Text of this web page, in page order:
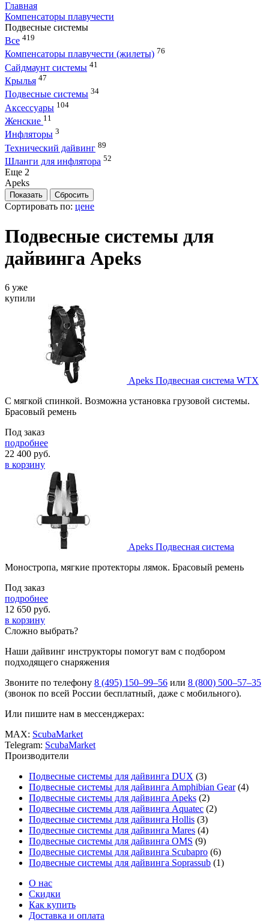
Главная
Компенсаторы плавучести
Подвесные системы
Все 419
Компенсаторы плавучести (жилеты) 76
Сайдмаунт системы 41
Крылья 47
Подвесные системы 34
Аксессуары 104
Женские 11
Инфляторы 3
Технический дайвинг 89
Шланги для инфлятора 52
Eще 2
Apeks
Сортировать по: цене
Подвесные системы для
дайвинга Apeks
6 уже
купили
Apeks Подвесная система WTX
С мягкой спинкой. Возможна установка грузовой системы.
Брасовый ремень
Под заказ
подробнее
22 400 руб.
в корзину
Apeks Подвесная система
Моностропа, мягкие протекторы лямок. Брасовый ремень
Под заказ
подробнее
12 650 руб.
в корзину
Сложно выбрать?
Наши дайвинг инструкторы помогут вам с подбором
подходящего снаряжения
Звоните по телефону 8 (495) 150–99–56 или 8 (800) 500–57–35
(звонок по всей России бесплатный, даже с мобильного).
Или пишите нам в мессенджерах:
MAX: ScubaMarket
Telegram: ScubaMarket
Производители
Подвесные системы для дайвинга DUX (3)
Подвесные системы для дайвинга Amphibian Gear(4)
Подвесные системы для дайвинга Apeks (2)
Подвесные системы для дайвинга Aquatec (2)
Подвесные системы для дайвинга Hollis (3)
Подвесные системы для дайвинга Mares (4)
Подвесные системы для дайвинга OMS (9)
Подвесные системы для дайвинга Scubapro (6)
Подвесные системы для дайвинга Soprassub (1)
О нас
Скидки
Как купить
Доставка и оплата